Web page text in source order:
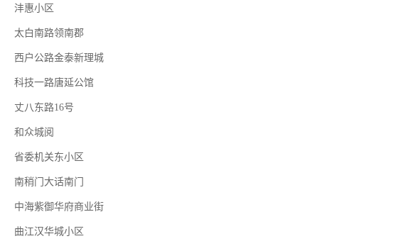
沣惠小区
太白南路领南郡
西户公路金泰新理城
科技一路唐延公馆
丈八东路16号
和众城阅
省委机关东小区
南稍门大话南门
中海紫御华府商业街
曲江汉华城小区